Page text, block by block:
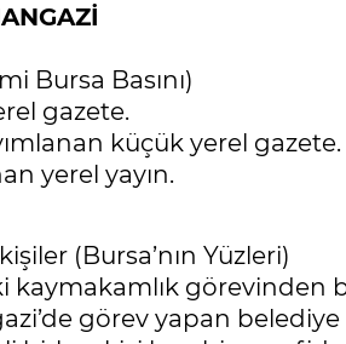
Bursa Basını)
gazete.
küçük yerel gazete.
yerel yayın.
(Bursa’nın Yüzleri)
kaymakamlık görevinden
görev yapan